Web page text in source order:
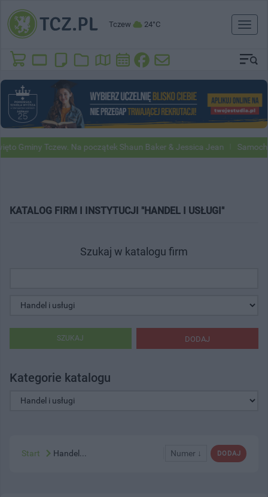
Tczew 24°C
Toggle
Tczew. Na początek Shaun Baker & Jessica Jean Samochody
KATALOG FIRM I INSTYTUCJI "HANDEL I USŁUGI"
Szukaj w katalogu firm
DODAJ
SZUKAJ
Kategorie katalogu
DODAJ
Numer ↓
Start Handel...